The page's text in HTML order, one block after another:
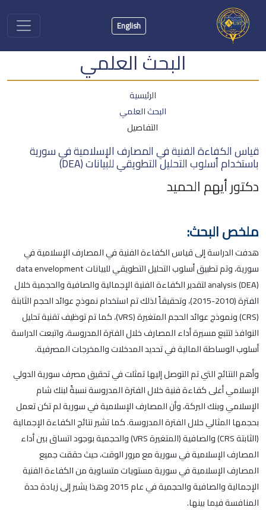
English
البحث العلمي
الرئيسية
البحث العلمي
التفاصيل
قياس الكفاءة الفنية في المصارف الإسلامية في سورية
باستخدام أسلوب التحليل التطويقي للبيانات (DEA)
دكتور أيهم الحميد
ملخص البحث:
هدفت الدراسة إلى قياس الكفاءة الفنية في المصارف الإسلامية في
سورية، وتم تطبيق أسلوب التحليل التطويقي للبيانات data envelopment
analysis (DEA) لتقدير الكفاءة الفنية الإجمالية والصافية والحجمية خلال
الفترة (2010-2015)، وتحقيقاً لذلك تم استخدام نموذج عوائد الحجم الثابتة
(CRS) ونموذج عوائد الحجم المتغيرة (VRS)، كما تم توظيف تقنية تحليل
النوافذ لتتبع مسيرة أداء المصارف خلال الفترة المدروسة، واتبعت الدراسة
أسلوب الوساطة المالية في تحديد المدخلات والمخرجات المصرفية.
وأهم النتائج التي تم التوصل إليها تمثلت في تحقيق مصرف سورية الدولي
الإسلامي أعلى كفاءة فنية خلال الفترة المدروسة نسبةً لبنك شام
الإسلامي وبنك البركة، وأن المصارف الإسلامية في سورية لم تكن تعمل
بحجمها المثالي خلال الفترة المدروسة. كما تشير نتائج الكفاءة الإجمالية
(الثابتة CRS) والصافية (المتغيرة VRS) والحجمية بوجود اتساق بين أداء
المصارف الإسلامية في سورية مع مرور الوقت، حيث حققت جميع
المصارف الإسلامية في سورية مستويات متساوية من الكفاءة الفنية
الإجمالية والصافية والحجمية في عام 2015 وهذا يشير إلى زيادة حدة
المنافسة فيما بينها.